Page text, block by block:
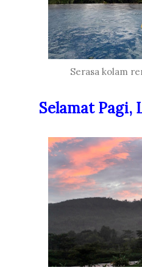
Serasa kolam
Selamat Pagi,